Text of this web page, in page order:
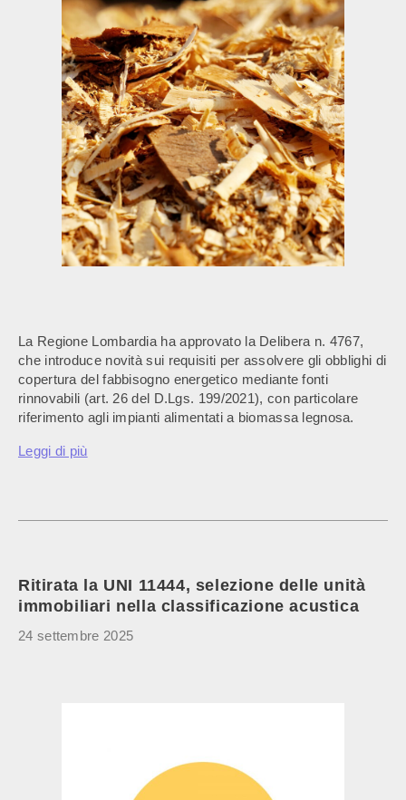
La Regione Lombardia ha approvato la Delibera n. 4767,
che introduce novità sui requisiti per assolvere gli obblighi di
copertura del fabbisogno energetico mediante fonti
rinnovabili (art. 26 del D.Lgs. 199/2021), con particolare
riferimento agli impianti alimentati a biomassa legnosa.
Leggi di più
Ritirata la UNI 11444, selezione delle unità
immobiliari nella classificazione acustica
24 settembre 2025